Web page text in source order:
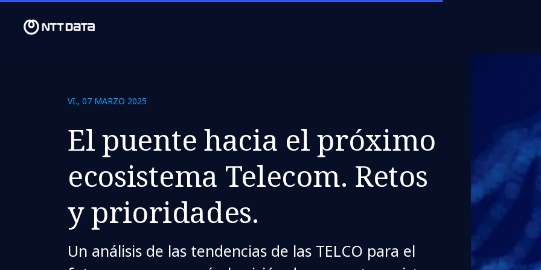
VI., 07 MARZO 2025
El puente hacia el próximo
ecosistema Telecom. Retos
y prioridades.
Un análisis de las tendencias de las TELCO para el